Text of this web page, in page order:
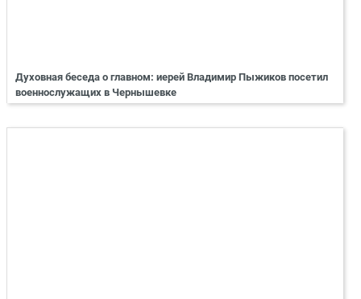
Духовная беседа о главном: иерей Владимир Пыжиков посетил
военнослужащих в Чернышевке